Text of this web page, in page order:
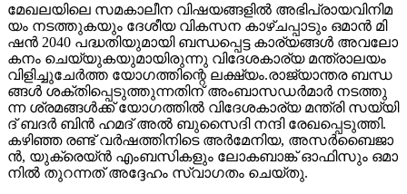
മേ​ഖ​ല​യി​ലെ സ​മ​കാ​ലീ​ന വി​ഷ​യ​ങ്ങ​ളി​ൽ അ​ഭി​പ്രാ​യ​വി​നി​മ​
യം ന​ട​ത്തു​ക​യും ദേ​ശീ​യ വി​ക​സ​ന കാ​ഴ്ച​പ്പാ​ടും ഒ​മാ​ൻ മി​
ഷ​ൻ 2040 പ​ദ്ധ​തി​യു​മാ​യി ബ​ന്ധ​പ്പെ​ട്ട കാ​ര്യ​ങ്ങ​ൾ അ​വ​ലോ​
ക​നം ചെ​യ്യു​ക​യു​മാ​യി​രു​ന്നു വി​ദേ​ശ​കാ​ര്യ മ​ന്ത്രാ​ല​യം
വി​ളി​ച്ചു​ചേ​ർ​ത്ത യോ​ഗ​ത്തി​ന്റെ ല​ക്ഷ്യം.രാ​ജ്യാ​ന്ത​ര ബ​ന്ധ​
ങ്ങ​ൾ ശ​ക്തി​പ്പെ​ടു​ത്തു​ന്ന​തി​ന് അം​ബാ​സ​ഡ​ർ​മാ​ർ ന​ട​ത്തു​
ന്ന ശ്ര​മ​ങ്ങ​ൾ​ക്ക് യോ​ഗ​ത്തി​ൽ വി​ദേ​ശ​കാ​ര്യ മ​ന്ത്രി സ​യ്യി​
ദ് ബ​ദ​ർ ബി​ൻ ഹ​മ​ദ് അ​ൽ ബു​സൈ​ദി ന​ന്ദി രേ​ഖ​പ്പെ​ടു​ത്തി.
ക​ഴി​ഞ്ഞ ര​ണ്ട് വ​ർ​ഷ​ത്തി​നി​ടെ അ​ർ​മേ​നി​യ, അ​സ​ർ​ബൈ​ജാ​
ൻ, യു​ക്രെ​യ്ൻ എം​ബ​സി​ക​ളും ലോ​ക​ബാ​ങ്ക് ഓ​ഫി​സും ഒ​മാ​
നി​ൽ തു​റ​ന്ന​ത് അ​ദ്ദേ​ഹം സ്വാ​ഗ​തം ചെ​യ്തു.